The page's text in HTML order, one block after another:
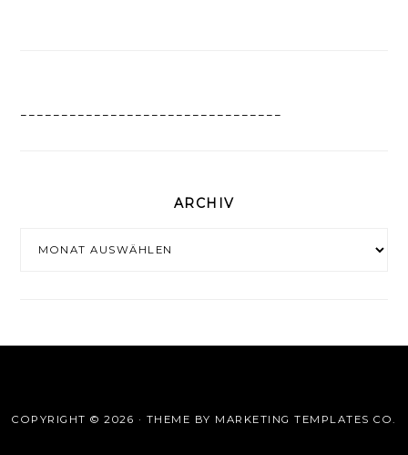
ARCHIV
COPYRIGHT © 2026 · THEME BY MARKETING TEMPLATES CO.